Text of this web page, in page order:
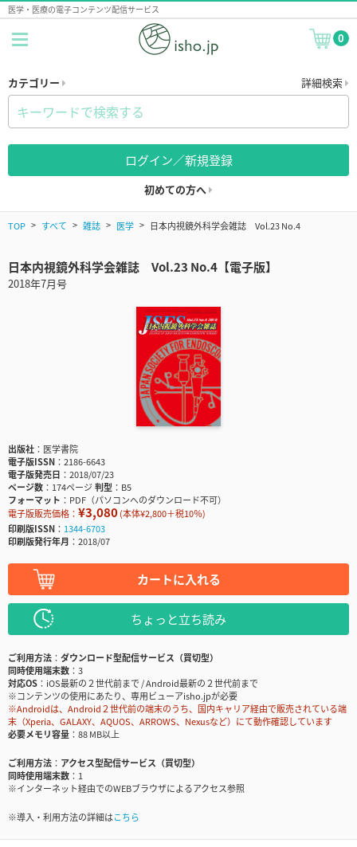
医学・医療の電子コンテンツ配信サービス
0
カテゴリー 詳細検索
ログイン／新規登録
初めての方へ
TOP すべて 雑誌 医学 日本内視鏡外科学会雑誌 Vol.23 No.4
日本内視鏡外科学会雑誌 Vol.23 No.4【電子版】
2018年7月号
出版社
医学書院
電子版ISSN
2186-6643
電子版発売日
2018/07/23
ページ数
174ページ判型
B5
フォーマット
PDF（パソコンへのダウンロード不可）
電子版販売価格： ¥3,080(本体¥2,800＋税10％)
印刷版ISSN
1344-6703
印刷版発行年月
2018/07
カートに入れる
ちょっと立ち読み
ご利用方法
ダウンロード型配信サービス（買切型）
同時使用端末数
3
対応OS
iOS最新の２世代前まで / Android最新の２世代前まで
※コンテンツの使用にあたり、専用ビューアisho.jpが必要
※Androidは、Android２世代前の端末のうち、国内キャリア経由で販売されている端
末（Xperia、GALAXY、AQUOS、ARROWS、Nexusなど）にて動作確認しています
必要メモリ容量
88 MB以上
ご利用方法
アクセス型配信サービス（買切型）
同時使用端末数
1
※インターネット経由でのWEBブラウザによるアクセス参照
※導入・利用方法の詳細はこちら